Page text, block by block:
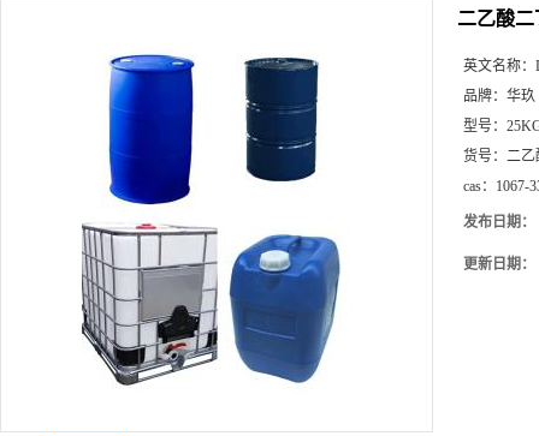
二乙酸
英文名称：
品牌： 华玖
型号：
货号： 二乙
cas： 1067-
发布日期：
更新日期：